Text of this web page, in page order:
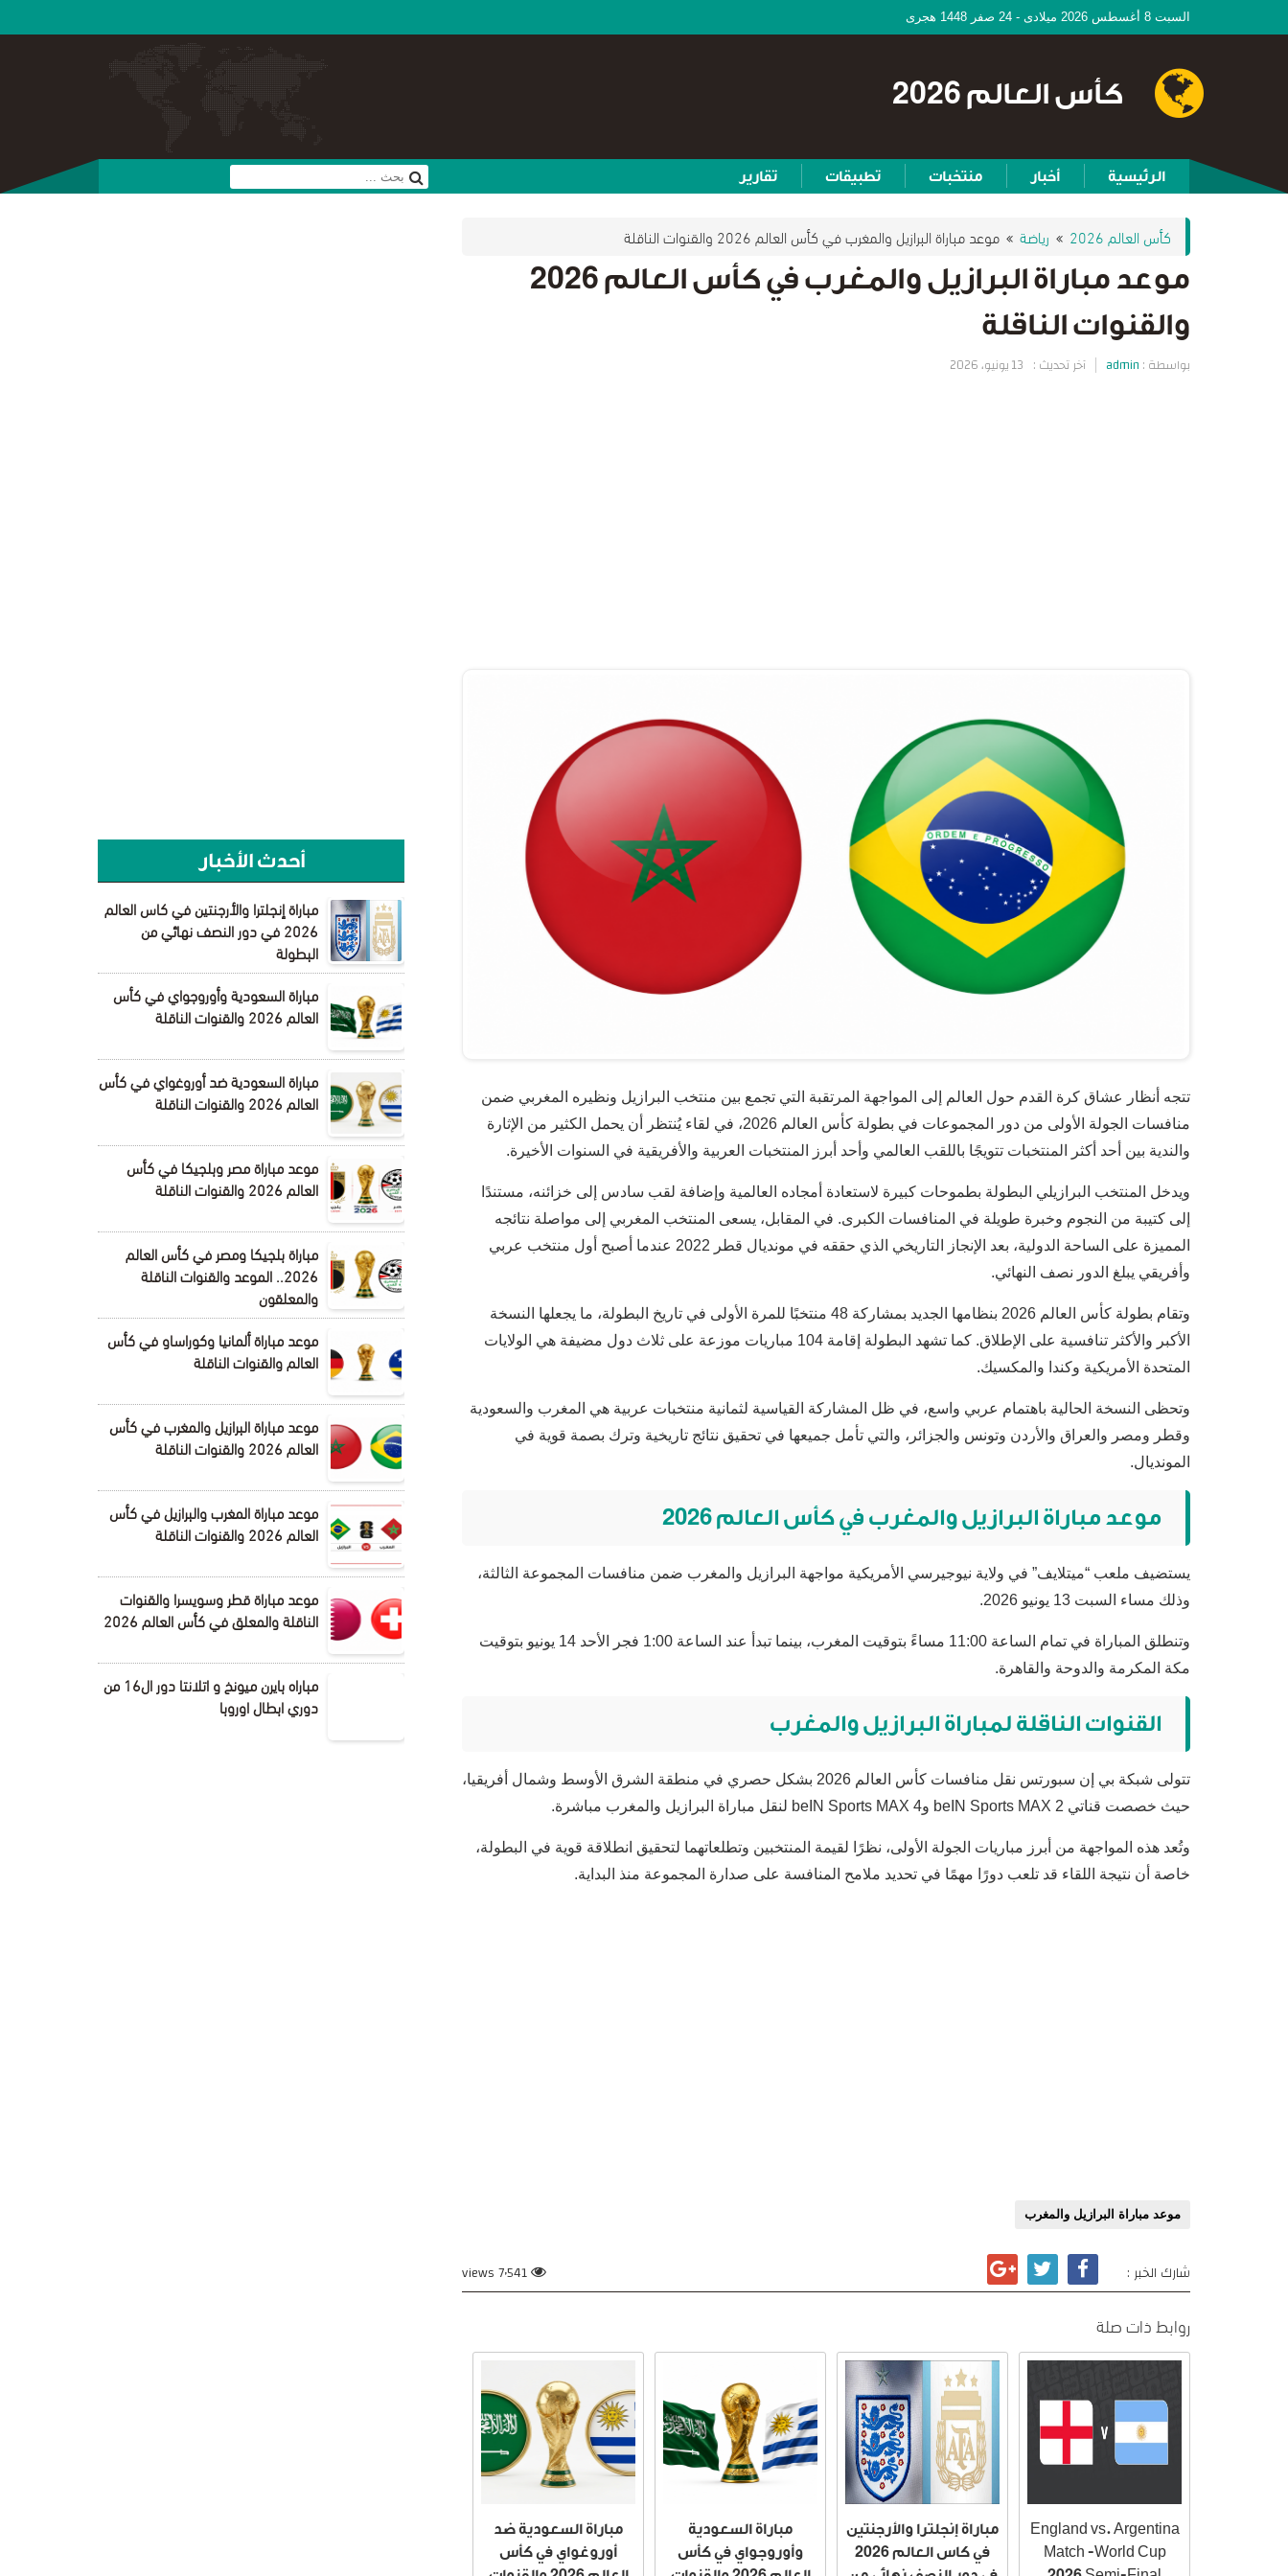
السبت 8 أغسطس 2026 ميلادى - 24 صفر 1448 هجرى
كأس العالم 2026
الرئيسية أخبار منتخبات تطبيقات تقارير
كأس العالم 2026 رياضة موعد مباراة البرازيل والمغرب في كأس العالم 2026 والقنوات الناقلة
موعد مباراة البرازيل والمغرب في كأس العالم 2026
والقنوات الناقلة
بواسطة : admin آخر تحديث : 13 يونيو، 2026
تتجه أنظار عشاق كرة القدم حول العالم إلى المواجهة المرتقبة التي تجمع بين منتخب البرازيل ونظيره المغربي ضمن
منافسات الجولة الأولى من دور المجموعات في بطولة كأس العالم 2026، في لقاء يُنتظر أن يحمل الكثير من الإثارة
والندية بين أحد أكثر المنتخبات تتويجًا باللقب العالمي وأحد أبرز المنتخبات العربية والأفريقية في السنوات الأخيرة.
ويدخل المنتخب البرازيلي البطولة بطموحات كبيرة لاستعادة أمجاده العالمية وإضافة لقب سادس إلى خزائنه، مستندًا
إلى كتيبة من النجوم وخبرة طويلة في المنافسات الكبرى. في المقابل، يسعى المنتخب المغربي إلى مواصلة نتائجه
المميزة على الساحة الدولية، بعد الإنجاز التاريخي الذي حققه في مونديال قطر 2022 عندما أصبح أول منتخب عربي
وأفريقي يبلغ الدور نصف النهائي.
وتقام بطولة كأس العالم 2026 بنظامها الجديد بمشاركة 48 منتخبًا للمرة الأولى في تاريخ البطولة، ما يجعلها النسخة
الأكبر والأكثر تنافسية على الإطلاق. كما تشهد البطولة إقامة 104 مباريات موزعة على ثلاث دول مضيفة هي الولايات
المتحدة الأمريكية وكندا والمكسيك.
وتحظى النسخة الحالية باهتمام عربي واسع، في ظل المشاركة القياسية لثمانية منتخبات عربية هي المغرب والسعودية
وقطر ومصر والعراق والأردن وتونس والجزائر، والتي تأمل جميعها في تحقيق نتائج تاريخية وترك بصمة قوية في
المونديال.
موعد مباراة البرازيل والمغرب في كأس العالم 2026
يستضيف ملعب “ميتلايف” في ولاية نيوجيرسي الأمريكية مواجهة البرازيل والمغرب ضمن منافسات المجموعة الثالثة،
وذلك مساء السبت 13 يونيو 2026.
وتنطلق المباراة في تمام الساعة 11:00 مساءً بتوقيت المغرب، بينما تبدأ عند الساعة 1:00 فجر الأحد 14 يونيو بتوقيت
مكة المكرمة والدوحة والقاهرة.
القنوات الناقلة لمباراة البرازيل والمغرب
تتولى شبكة بي إن سبورتس نقل منافسات كأس العالم 2026 بشكل حصري في منطقة الشرق الأوسط وشمال أفريقيا،
حيث خصصت قناتي beIN Sports MAX 2 وbeIN Sports MAX 4 لنقل مباراة البرازيل والمغرب مباشرة.
وتُعد هذه المواجهة من أبرز مباريات الجولة الأولى، نظرًا لقيمة المنتخبين وتطلعاتهما لتحقيق انطلاقة قوية في البطولة،
خاصة أن نتيجة اللقاء قد تلعب دورًا مهمًا في تحديد ملامح المنافسة على صدارة المجموعة منذ البداية.
موعد مباراة البرازيل والمغرب
شارك الخبر :
روابط ذات صلة
England vs. Argentina
Match -World Cup
مباراة إنجلترا والأرجنتين
في كاس العالم 2026
مباراة السعودية
وأوروجواي في كأس
مباراة السعودية ضد
أوروغواي في كأس
أحدث الأخبار
مباراة إنجلترا والأرجنتين في كاس العالم
2026 في دور النصف نهائي من
البطولة
مباراة السعودية وأوروجواي في كأس
العالم 2026 والقنوات الناقلة
مباراة السعودية ضد أوروغواي في كأس
العالم 2026 والقنوات الناقلة
موعد مباراة مصر وبلجيكا في كأس
العالم 2026 والقنوات الناقلة
مباراة بلجيكا ومصر في كأس العالم
2026.. الموعد والقنوات الناقلة
والمعلقون
موعد مباراة ألمانيا وكوراساو في كأس
العالم والقنوات الناقلة
موعد مباراة البرازيل والمغرب في كأس
العالم 2026 والقنوات الناقلة
موعد مباراة المغرب والبرازيل في كأس
العالم 2026 والقنوات الناقلة
موعد مباراة قطر وسويسرا والقنوات
الناقلة والمعلق في كأس العالم 2026
مباراه بايرن ميونخ و اتلانتا دور ال16 من
دوري ابطال اوروبا